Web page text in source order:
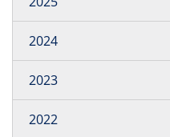
2024
2023
2022